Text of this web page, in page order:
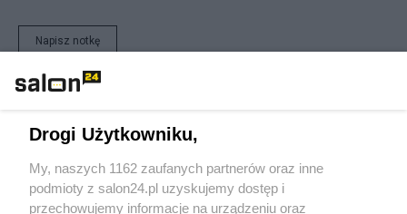
Napisz notkę
Drogi Użytkowniku,
My, naszych 1162 zaufanych partnerów oraz inne
podmioty z salon24.pl uzyskujemy dostęp i
przechowujemy informacje na urządzeniu oraz